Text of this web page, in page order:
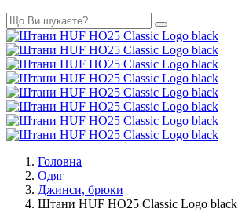
Головна
Одяг
Джинси, брюки
Штани HUF HO25 Classic Logo black